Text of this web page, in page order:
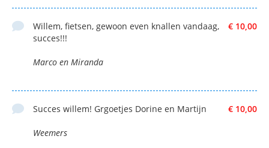
€ 10,00
Willem, fietsen, gewoon even knallen vandaag,
succes!!!
Marco en Miranda
€ 10,00
Succes willem! Grgoetjes Dorine en Martijn
Weemers